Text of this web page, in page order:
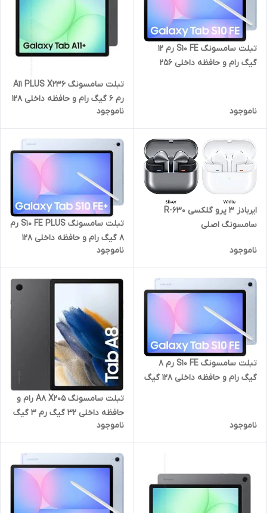
تبلت سامسونگ S10 FE رم 12
گیگ رام و حافظه داخلی 256
ناموجود
تبلت سامسونگ A11 PLUS X236
رم 6 گیگ رام و حافظه داخلی 128
گیگ با نمایشگر 11 اینچ 5G
ناموجود
ایربادز 3 پرو گلکسی R-630
سامسونگ اصلی
ناموجود
تبلت سامسونگ S10 FE PLUS رم
8 گیگ رام و حافظه داخلی 128
گیگ با نمایشگر 13.1 اینچ WIFI
ناموجود
تبلت سامسونگ S10 FE رم 8
گیگ رام و حافظه داخلی 128 گیگ
ناموجود
تبلت سامسونگ A8 X205 رام و
حافظه داخلی 32 گیگ رم 3 گیگ
با صفحه نمایش "10.5 اینچ 4G
ناموجود